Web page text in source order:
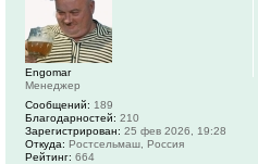
Engomar
Менеджер
Сообщений: 189
Благодарностей: 210
Зарегистрирован: 25 фев 2026, 19:28
Откуда: Ростсельмаш, Россия
Рейтинг: 664